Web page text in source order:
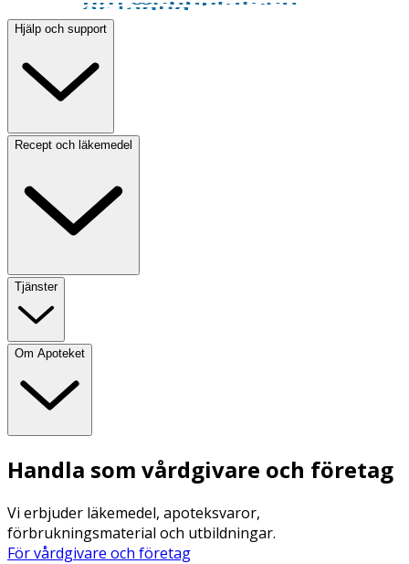
Hjälp och support
Recept och läkemedel
Tjänster
Om Apoteket
Handla som vårdgivare och företag
Vi erbjuder läkemedel, apoteksvaror,
förbrukningsmaterial och utbildningar.
För vårdgivare och företag